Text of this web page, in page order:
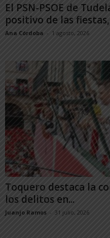
El PSN-PSOE de
positivo de las
Ana Córdoba - 1 agosto, 2026
Toquero destaca la
los delitos en...
Juanjo Ramos - 31 julio, 2026